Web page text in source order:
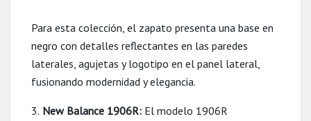
Para esta colección, el zapato presenta una base en
negro con detalles reflectantes en las paredes
laterales, agujetas y logotipo en el panel lateral,
fusionando modernidad y elegancia.
3. New Balance 1906R: El modelo 1906R